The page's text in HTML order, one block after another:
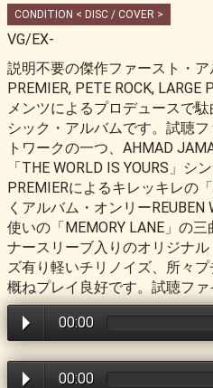
CONDITION < DISC / COVER >
VG/EX-
説明不要の傑作ファースト・
PREMIER, PETE ROCK,
メンツによるプロデュースで
シック・アルバムです。試聴フ
トワークの一つ、AHMAD
「THE WORLD IS YOURS」
PREMIERによるキレッキレの
くアルバム・オンリーREUBEN
使いの「MEMORY LANE」の
ナースリーブ入りのオリジナ
ズ有り軽いチリノイズ、所々
概ねプレイ良好です。試聴ファ
00:00
00:00